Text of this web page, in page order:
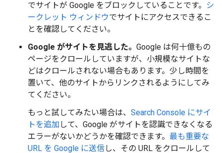
でサイトが Google をブロックしていることです。
シ
ークレット ウィンドウでサイトにアクセスできるこ
とを確認してください。
Google がサイトを見逃した。 Google は何十億もの
ページをクロールしていますが、小規模なサイトな
どはクロールされない場合もあります。少し時間を
置いて、他のサイトからリンクされるようにしてみ
てください。
もっと試してみたい場合は、 Search Console にサイ
トを追加 して、Google がサイトを認識できなくなる
エラーがないかどうかを確認できます。 最も重要な
URL を Google に送信し、その URL をクロールして